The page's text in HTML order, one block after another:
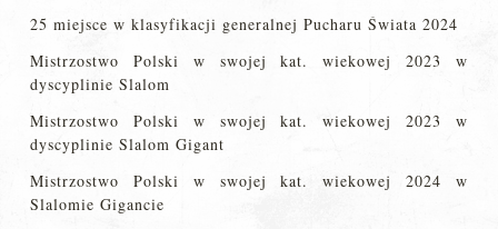
25 miejsce w klasyfikacji generalnej Pucharu Świata 2024
Mistrzostwo Polski w swojej kat. wiekowej 2023 w
dyscyplinie Slalom
Mistrzostwo Polski w swojej kat. wiekowej 2023 w
dyscyplinie Slalom Gigant
Mistrzostwo Polski w swojej kat. wiekowej 2024 w
Slalomie Gigancie